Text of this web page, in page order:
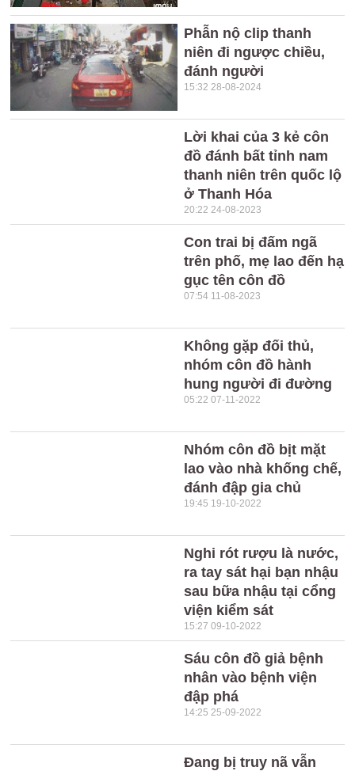
Phẫn nộ clip thanh
niên đi ngược chiều,
đánh người
15:32 28-08-2024
Lời khai của 3 kẻ côn
đồ đánh bất tỉnh nam
thanh niên trên quốc lộ
ở Thanh Hóa
20:22 24-08-2023
Con trai bị đấm ngã
trên phố, mẹ lao đến hạ
gục tên côn đồ
07:54 11-08-2023
Không gặp đối thủ,
nhóm côn đồ hành
hung người đi đường
05:22 07-11-2022
Nhóm côn đồ bịt mặt
lao vào nhà khống chế,
đánh đập gia chủ
19:45 19-10-2022
Nghi rót rượu là nước,
ra tay sát hại bạn nhậu
sau bữa nhậu tại cổng
viện kiểm sát
15:27 09-10-2022
Sáu côn đồ giả bệnh
nhân vào bệnh viện
đập phá
14:25 25-09-2022
Đang bị truy nã vẫn